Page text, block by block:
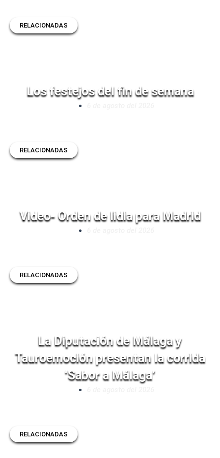
RELACIONADAS
Los festejos del fin de semana
RELACIONADAS
Video- Orden de lidia para Madrid
RELACIONADAS
La Diputación de Málaga y
Tauroemoción presentan la corrida
‘Sabor a Málaga’
RELACIONADAS